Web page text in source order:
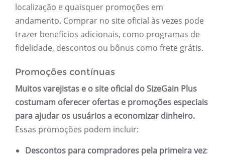
localização e quaisquer promoções em
andamento. Comprar no site oficial às vezes pode
trazer benefícios adicionais, como programas de
fidelidade, descontos ou bônus como frete grátis.
Promoções contínuas
Muitos varejistas e o site oficial do SizeGain Plus
costumam oferecer ofertas e promoções especiais
para ajudar os usuários a economizar dinheiro.
Essas promoções podem incluir:
Descontos para compradores pela primeira vez: